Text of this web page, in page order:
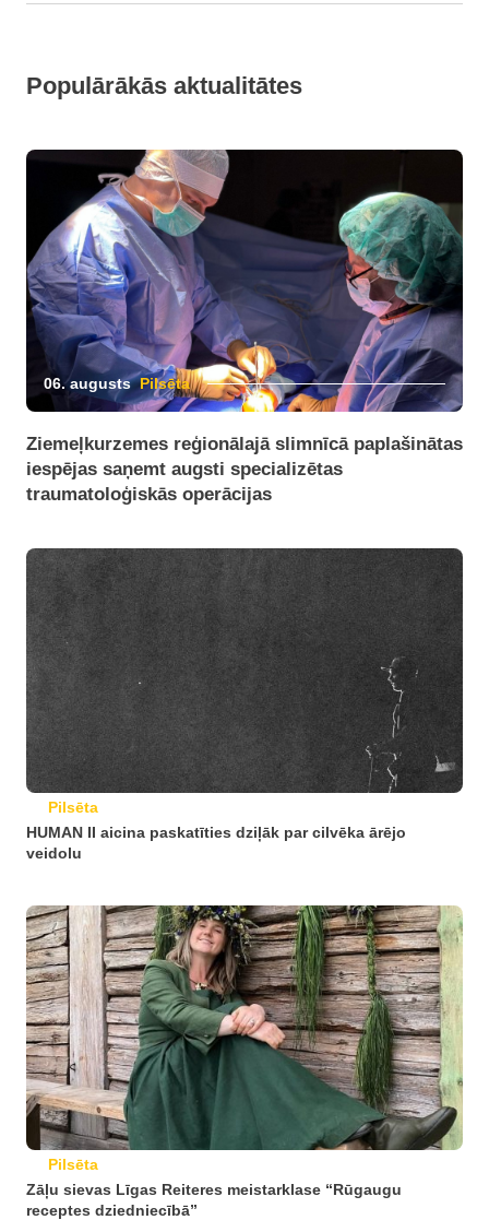
Populārākās aktualitātes
06. augusts Pilsēta
Ziemeļkurzemes reģionālajā slimnīcā paplašinātas
iespējas saņemt augsti specializētas
traumatoloģiskās operācijas
Pilsēta
HUMAN II aicina paskatīties dziļāk par cilvēka ārējo
veidolu
Pilsēta
Zāļu sievas Līgas Reiteres meistarklase “Rūgaugu
receptes dziedniecībā”